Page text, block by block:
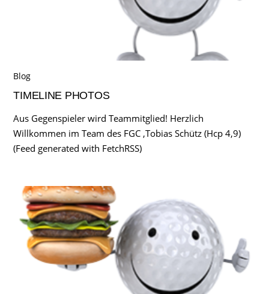
Blog
TIMELINE PHOTOS
Aus Gegenspieler wird Teammitglied! Herzlich
Willkommen im Team des FGC ,Tobias Schütz (Hcp 4,9)
(Feed generated with FetchRSS)